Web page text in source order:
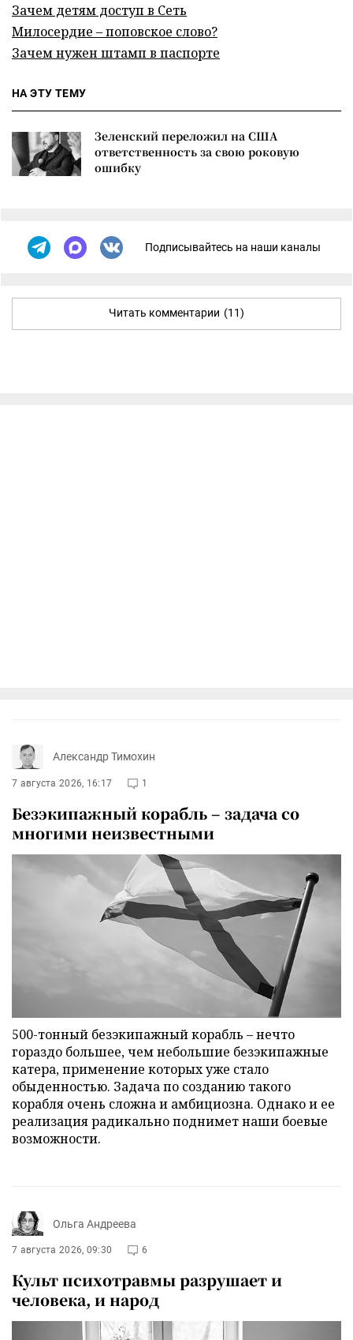
Зачем детям доступ в Сеть
Милосердие – поповское слово?
Зачем нужен штамп в паспорте
НА ЭТУ ТЕМУ
Зеленский переложил на США
ответственность за свою роковую
ошибку
Подписывайтесь на наши каналы
Читать комментарии (11)
Александр Тимохин
7 августа 2026, 16:17 1
Безэкипажный корабль – задача со
многими неизвестными
500-тонный безэкипажный корабль – нечто
гораздо большее, чем небольшие безэкипажные
катера, применение которых уже стало
обыденностью. Задача по созданию такого
корабля очень сложна и амбициозна. Однако и ее
реализация радикально поднимет наши боевые
возможности.
Ольга Андреева
7 августа 2026, 09:30 6
Культ психотравмы разрушает и
человека, и народ